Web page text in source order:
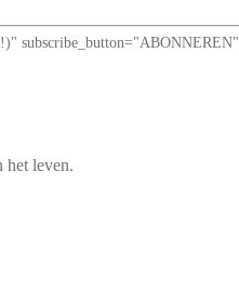
subscribe_button="ABONNEREN"
het leven.